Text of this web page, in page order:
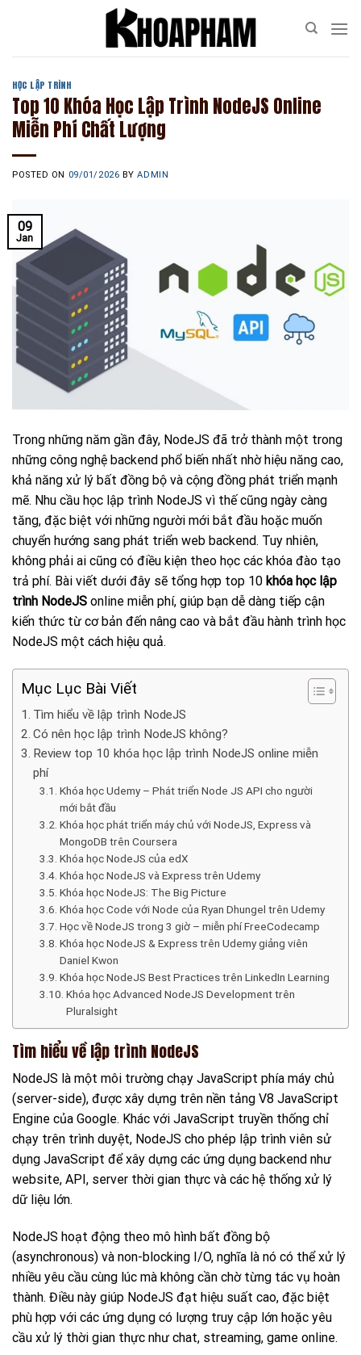
HỌC LẬP TRÌNH
Top 10 Khóa Học Lập Trình NodeJS Online
Miễn Phí Chất Lượng
POSTED ON 09/01/2026 BYADMIN
09
Jan
Trong những năm gần đây, NodeJS đã trở thành một trong
những công nghệ backend phổ biến nhất nhờ hiệu năng cao,
khả năng xử lý bất đồng bộ và cộng đồng phát triển mạnh
mẽ. Nhu cầu học lập trình NodeJS vì thế cũng ngày càng
tăng, đặc biệt với những người mới bắt đầu hoặc muốn
chuyển hướng sang phát triển web backend. Tuy nhiên,
không phải ai cũng có điều kiện theo học các khóa đào tạo
trả phí. Bài viết dưới đây sẽ tổng hợp top 10 khóa học lập
trình NodeJS online miễn phí, giúp bạn dễ dàng tiếp cận
kiến thức từ cơ bản đến nâng cao và bắt đầu hành trình học
NodeJS một cách hiệu quả.
Mục Lục Bài Viết
Tìm hiểu về lập trình NodeJS
Có nên học lập trình NodeJS không?
Review top 10 khóa học lập trình NodeJS online miễn
phí
Khóa học Udemy – Phát triển Node JS API cho người
mới bắt đầu
Khóa học phát triển máy chủ với NodeJS, Express và
MongoDB trên Coursera
Khóa học NodeJS của edX
Khóa học NodeJS và Express trên Udemy
Khóa học NodeJS: The Big Picture
Khóa học Code với Node của Ryan Dhungel trên Udemy
Học về NodeJS trong 3 giờ – miễn phí FreeCodecamp
Khóa học NodeJS & Express trên Udemy giảng viên
Daniel Kwon
Khóa học NodeJS Best Practices trên LinkedIn Learning
Khóa học Advanced NodeJS Development trên
Pluralsight
Tìm hiểu về lập trình NodeJS
NodeJS là một môi trường chạy JavaScript phía máy chủ
(server-side), được xây dựng trên nền tảng V8 JavaScript
Engine của Google. Khác với JavaScript truyền thống chỉ
chạy trên trình duyệt, NodeJS cho phép lập trình viên sử
dụng JavaScript để xây dựng các ứng dụng backend như
website, API, server thời gian thực và các hệ thống xử lý
dữ liệu lớn.
NodeJS hoạt động theo mô hình bất đồng bộ
(asynchronous) và non-blocking I/O, nghĩa là nó có thể xử lý
nhiều yêu cầu cùng lúc mà không cần chờ từng tác vụ hoàn
thành. Điều này giúp NodeJS đạt hiệu suất cao, đặc biệt
phù hợp với các ứng dụng có lượng truy cập lớn hoặc yêu
cầu xử lý thời gian thực như chat, streaming, game online.